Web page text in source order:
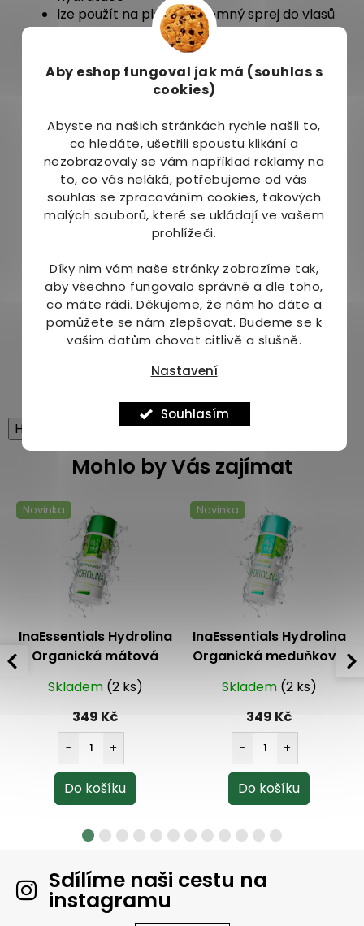
Aby eshop fungoval jak má (souhlas s
cookies)
Abyste na našich stránkách rychle našli to,
co hledáte, ušetřili spoustu klikání a
nezobrazovaly se vám například reklamy na
to, co vás neláká, potřebujeme od vás
souhlas se zpracováním cookies, takových
malých souborů, které se ukládají ve vašem
prohlížeči.
Díky nim vám naše stránky zobrazíme tak,
aby všechno fungovalo správně a dle toho,
co máte rádi. Děkujeme, že nám ho dáte a
pomůžete se nám zlepšovat. Budeme se k
vašim datům chovat citlivě a slušně.
Nastavení
Souhlasím
lze použít na pleť i jako jemný sprej do vlasů
Naneste na vatový tampon a jemně otřete
čistou pleť, nebo aplikujte přímo jako osvěžující
Neoplachujte. Lze nastříkat také do délek vlasů.
Složení / INCI
Rosa Damascena Flower Water
Upozornění a základní údaje
Při podráždění přerušte používání. Uchovávejte
mimo dosah dětí.
Balení:150 ml
Značka:InaEssentials
High-contrast mode
Mohlo by Vás zajímat
Novinka
InaEssentials Hydrolina
Organická mátová
voda 150 ml
Skladem (2 ks)
349 Kč
Novinka
InaEssentials Hydrolina
Organická meduňková
voda 150 ml
Skladem (2 ks)
349 Kč
Sdílíme naši cestu na
instagramu